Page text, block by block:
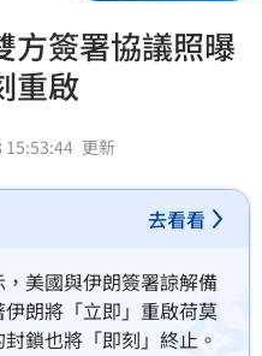
方簽署協議照曝
重啟
15:53:44 更新
去看看
美國與伊朗簽署諒解備
朗將「立即」重啟荷莫
鎖也將「即刻」終止。